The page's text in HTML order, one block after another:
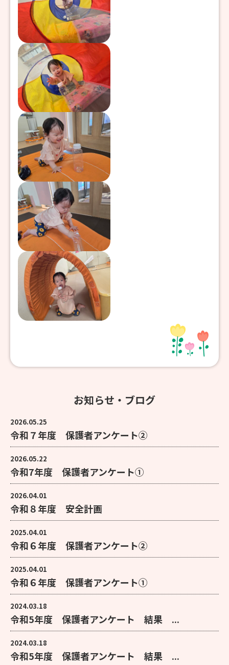
お知らせ・ブログ
2026.05.25
令和７年度 保護者アンケート②
2026.05.22
令和7年度 保護者アンケート①
2026.04.01
令和８年度 安全計画
2025.04.01
令和６年度 保護者アンケート②
2025.04.01
令和６年度 保護者アンケート①
2024.03.18
令和5年度 保護者アンケート 結果 ...
2024.03.18
令和5年度 保護者アンケート 結果 ...